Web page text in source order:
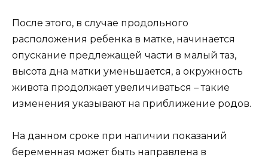
После этого, в случае продольного
расположения ребенка в матке, начинается
опускание предлежащей части в малый таз,
высота дна матки уменьшается, а окружность
живота продолжает увеличиваться – такие
изменения указывают на приближение родов.
На данном сроке при наличии показаний
беременная может быть направлена в